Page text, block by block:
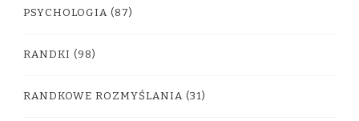
PSYCHOLOGIA (87)
RANDKI (98)
RANDKOWE ROZMYŚLANIA (31)